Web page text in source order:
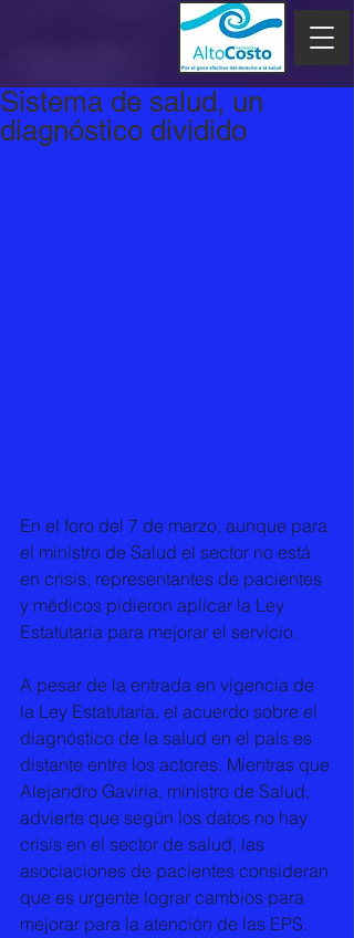
Sistema de salud, un
diagnóstico dividido
En el foro del 7 de marzo, aunque para
el ministro de Salud el sector no está
en crisis, representantes de pacientes
y médicos pidieron aplicar la Ley
Estatutaria para mejorar el servicio.
A pesar de la entrada en vigencia de
la Ley Estatutaria, el acuerdo sobre el
diagnóstico de la salud en el país es
distante entre los actores. Mientras que
Alejandro Gaviria, ministro de Salud,
advierte que según los datos no hay
crisis en el sector de salud, las
asociaciones de pacientes consideran
que es urgente lograr cambios para
mejorar para la atención de las EPS.